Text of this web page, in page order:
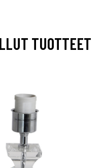
TUOTTEET